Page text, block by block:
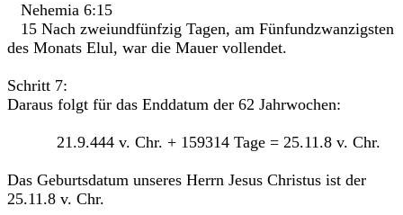
Nehemia 6:15
15 Nach zweiundfünfzig Tagen, am Fünfundzwanzigsten
des Monats Elul, war die Mauer vollendet.
Schritt 7:
Daraus folgt für das Enddatum der 62 Jahrwochen:
21.9.444 v. Chr. + 159314 Tage = 25.11.8 v. Chr.
Das Geburtsdatum unseres Herrn Jesus Christus ist der
25.11.8 v. Chr.